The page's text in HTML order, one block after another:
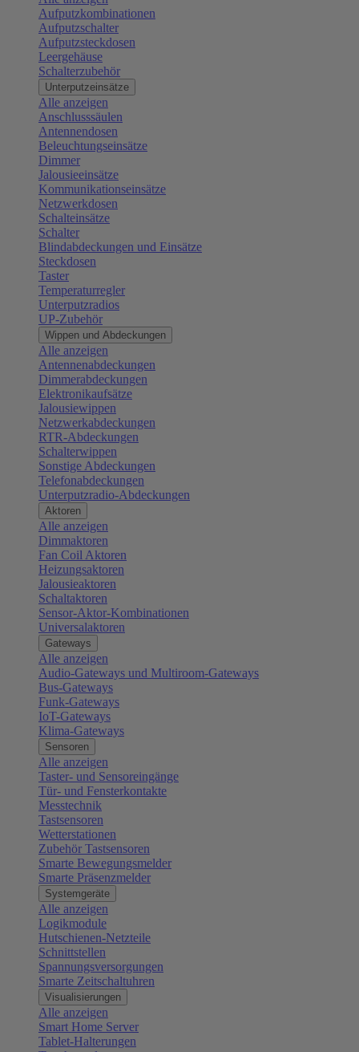
Aufputzkombinationen
Aufputzschalter
Aufputzsteckdosen
Leergehäuse
Schalterzubehör
Unterputzeinsätze
Alle anzeigen
Anschlusssäulen
Antennendosen
Beleuchtungseinsätze
Dimmer
Jalousieeinsätze
Kommunikationseinsätze
Netzwerkdosen
Schalteinsätze
Schalter
Blindabdeckungen und Einsätze
Steckdosen
Taster
Temperaturregler
Unterputzradios
UP-Zubehör
Wippen und Abdeckungen
Alle anzeigen
Antennenabdeckungen
Dimmerabdeckungen
Elektronikaufsätze
Jalousiewippen
Netzwerkabdeckungen
RTR-Abdeckungen
Schalterwippen
Sonstige Abdeckungen
Telefonabdeckungen
Unterputzradio-Abdeckungen
Aktoren
Alle anzeigen
Dimmaktoren
Fan Coil Aktoren
Heizungsaktoren
Jalousieaktoren
Schaltaktoren
Sensor-Aktor-Kombinationen
Universalaktoren
Gateways
Alle anzeigen
Audio-Gateways und Multiroom-Gateways
Bus-Gateways
Funk-Gateways
IoT-Gateways
Klima-Gateways
Sensoren
Alle anzeigen
Taster- und Sensoreingänge
Tür- und Fensterkontakte
Messtechnik
Tastsensoren
Wetterstationen
Zubehör Tastsensoren
Smarte Bewegungsmelder
Smarte Präsenzmelder
Systemgeräte
Alle anzeigen
Logikmodule
Hutschienen-Netzteile
Schnittstellen
Spannungsversorgungen
Smarte Zeitschaltuhren
Visualisierungen
Alle anzeigen
Smart Home Server
Tablet-Halterungen